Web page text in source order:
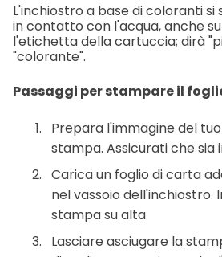
L'inchiostro a base di coloranti
in contatto con l'acqua, anche
l'etichetta della cartuccia; dirà
"colorante".
Passaggi per stampare il
Prepara l'immagine del
stampa. Assicurati che sia
Carica un foglio di carta
nel vassoio dell'inchiostro.
stampa su alta.
Lasciare asciugare la